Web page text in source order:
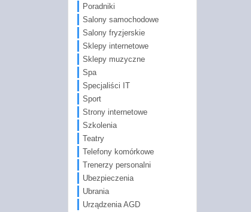
Poradniki
Salony samochodowe
Salony fryzjerskie
Sklepy internetowe
Sklepy muzyczne
Spa
Specjaliści IT
Sport
Strony internetowe
Szkolenia
Teatry
Telefony komórkowe
Trenerzy personalni
Ubezpieczenia
Ubrania
Urządzenia AGD